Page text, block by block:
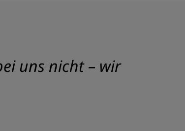
uns nicht – wir